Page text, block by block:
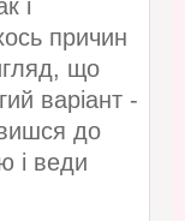
і
причин
що
варіант -
до
і веди